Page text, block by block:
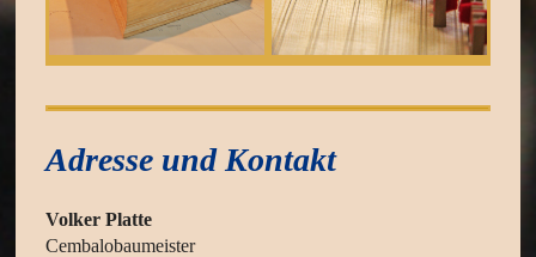
Adresse und Kontakt
Volker Platte
Cembalobaumeister